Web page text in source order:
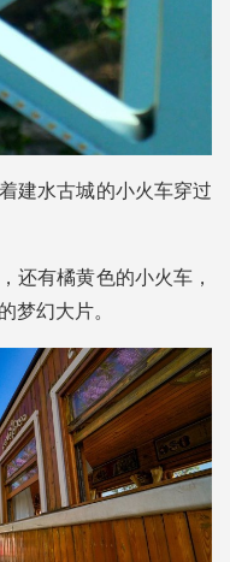
建水古城的小火车穿过
还有橘黄色的小火车，
梦幻大片。